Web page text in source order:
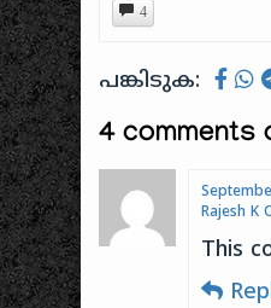
4
പങ്കിടുക:
4 comments
Rajesh K
This